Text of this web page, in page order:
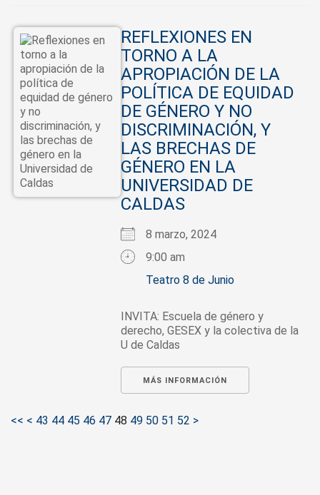
REFLEXIONES EN
TORNO A LA
APROPIACIÓN DE LA
POLÍTICA DE EQUIDAD
DE GÉNERO Y NO
DISCRIMINACIÓN, Y
LAS BRECHAS DE
GÉNERO EN LA
UNIVERSIDAD DE
CALDAS
8 marzo, 2024
9:00 am
Teatro 8 de Junio
INVITA: Escuela de género y
derecho, GESEX y la colectiva de la
U de Caldas
MÁS INFORMACIÓN
<< < 43 44 45 46 47 48 49 50 51 52 >